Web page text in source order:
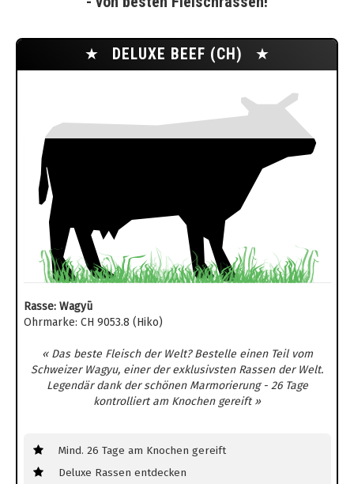
★ DELUXE BEEF (CH) ★
Rasse: Wagyū
Ohrmarke: CH 9053.8 (Hiko)
« Das beste Fleisch der Welt? Bestelle einen Teil vom
Schweizer Wagyu, einer der exklusivsten Rassen der Welt.
Legendär dank der schönen Marmorierung - 26 Tage
kontrolliert am Knochen gereift »
Mind. 26 Tage am Knochen gereift
Deluxe Rassen entdecken